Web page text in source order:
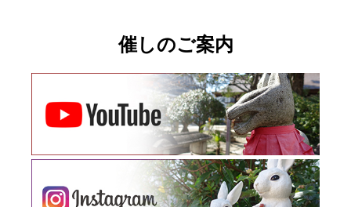
催しのご案内